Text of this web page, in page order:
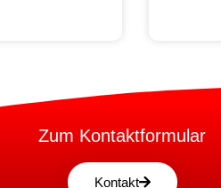
Zum Kontaktformular
Kontakt